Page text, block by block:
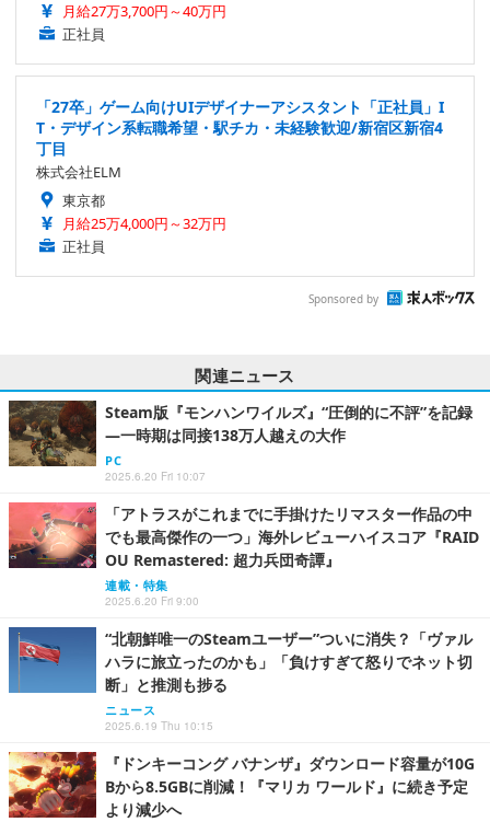
月給27万3,700円～40万円
正社員
「27卒」ゲーム向けUIデザイナーアシスタント「正社員」I
T・デザイン系転職希望・駅チカ・未経験歓迎/新宿区新宿4
丁目
株式会社ELM
東京都
月給25万4,000円～32万円
正社員
Sponsored by
関連ニュース
Steam版『モンハンワイルズ』“圧倒的に不評”を記録
―一時期は同接138万人越えの大作
PC
2025.6.20 Fri 10:07
「アトラスがこれまでに手掛けたリマスター作品の中
でも最高傑作の一つ」海外レビューハイスコア『RAID
OU Remastered: 超力兵団奇譚』
連載・特集
2025.6.20 Fri 9:00
“北朝鮮唯一のSteamユーザー”ついに消失？「ヴァル
ハラに旅立ったのかも」「負けすぎて怒りでネット切
断」と推測も捗る
ニュース
2025.6.19 Thu 10:15
『ドンキーコング バナンザ』ダウンロード容量が10G
Bから8.5GBに削減！『マリカ ワールド』に続き予定
より減少へ